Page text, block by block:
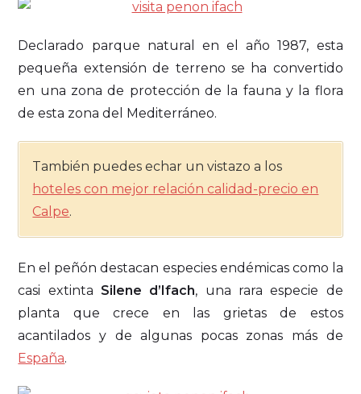
Declarado parque natural en el año 1987, esta
pequeña extensión de terreno se ha convertido
en una zona de protección de la fauna y la flora
de esta zona del Mediterráneo.
También puedes echar un vistazo a los
hoteles con mejor relación calidad-precio en
Calpe.
En el peñón destacan especies endémicas como la
casi extinta Silene d’Ifach, una rara especie de
planta que crece en las grietas de estos
acantilados y de algunas pocas zonas más de
España.